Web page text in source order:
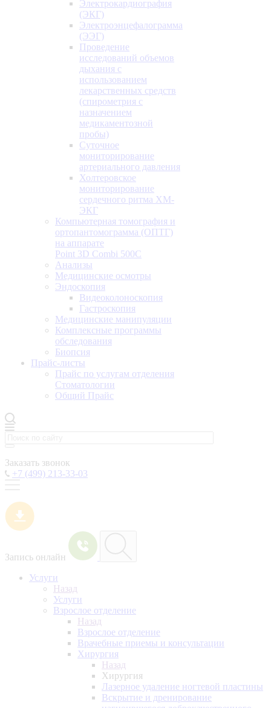
Электрокардиография
(ЭКГ)
Электроэнцефалограмма
(ЭЭГ)
Проведение
исследований объемов
дыхания с
использованием
лекарственных средств
(спирометрия с
назначением
медикаментозной
пробы)
Суточное
мониторирование
артериального давления
Холтеровское
мониторирование
сердечного ритма ХМ-
ЭКГ
Компьютерная томография и
ортопантомограмма (ОПТГ)
на аппарате
Point 3D Combi 500C
Анализы
Медицинские осмотры
Эндоскопия
Видеоколоноскопия
Гастроскопия
Медицинские манипуляции
Комплексные программы
обследования
Биопсия
Прайс-листы
Прайс по услугам отделения
Стоматологии
Общий Прайс
Заказать звонок
+7 (499) 213-33-03
Запись онлайн
Услуги
Назад
Услуги
Взрослое отделение
Назад
Взрослое отделение
Врачебные приемы и консультации
Хирургия
Назад
Хирургия
Лазерное удаление ногтевой пластины
Вскрытие и дренирование